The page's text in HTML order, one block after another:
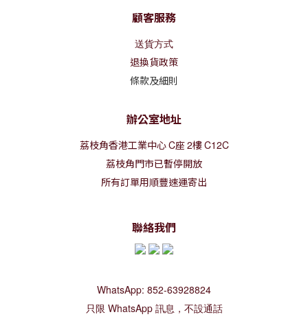
顧客服務
送貨方式
退換貨政策
條款及細則
辦公室地址
荔枝角香港工業中心C座2樓C12C
荔枝角門市已暫停開放
所有訂單用順豐速運寄出
聯絡我們
WhatsApp: 852-63928824
只限 WhatsApp 訊息，不設通話